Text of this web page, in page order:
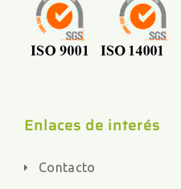
Enlaces de interés
Contacto